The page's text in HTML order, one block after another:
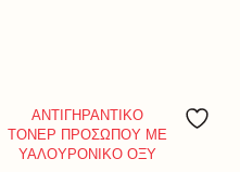
ΑΝΤΙΓΗΡΑΝΤΙΚΟ
ΤΟΝΕΡ ΠΡΟΣΩΠΟΥ ΜΕ
ΥΑΛΟΥΡΟΝΙΚΟ ΟΞΥ